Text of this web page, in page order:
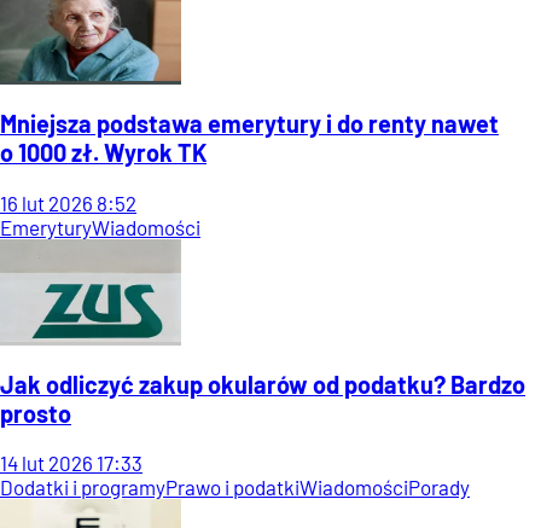
Mniejsza podstawa emerytury i do renty nawet
o 1000 zł. Wyrok TK
16 lut 2026 8:52
EmeryturyWiadomości
Jak odliczyć zakup okularów od podatku? Bardzo
prosto
14 lut 2026 17:33
Dodatki i programyPrawo i podatkiWiadomościPorady